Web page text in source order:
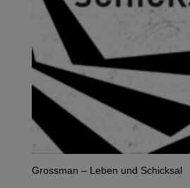
Grossman – Leben und Schicksal